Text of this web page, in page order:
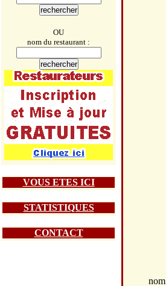
OU
nom du restaurant :
VOUS ETES ICI
STATISTIQUES
CONTACT
nom